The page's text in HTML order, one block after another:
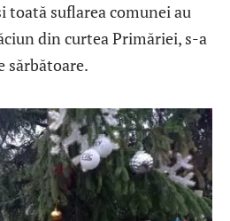
toată suflarea comunei au
din curtea Primăriei, s-a
sărbătoare.